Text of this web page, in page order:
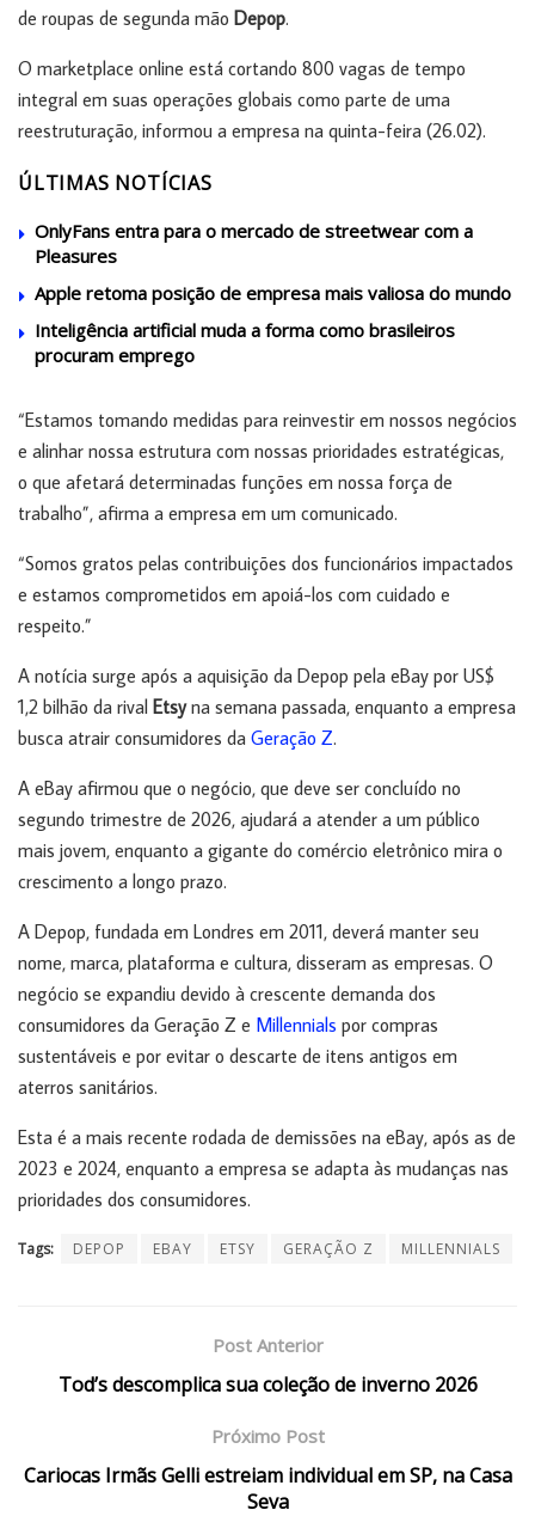
de roupas de segunda mão Depop.
O marketplace online está cortando 800 vagas de tempo
integral em suas operações globais como parte de uma
reestruturação, informou a empresa na quinta-feira (26.02).
ÚLTIMAS NOTÍCIAS
OnlyFans entra para o mercado de streetwear com a
Pleasures
Apple retoma posição de empresa mais valiosa do mundo
Inteligência artificial muda a forma como brasileiros
procuram emprego
“Estamos tomando medidas para reinvestir em nossos negócios
e alinhar nossa estrutura com nossas prioridades estratégicas,
o que afetará determinadas funções em nossa força de
trabalho”, afirma a empresa em um comunicado.
“Somos gratos pelas contribuições dos funcionários impactados
e estamos comprometidos em apoiá-los com cuidado e
respeito.”
A notícia surge após a aquisição da Depop pela eBay por US$
1,2 bilhão da rival Etsyna semana passada, enquanto a empresa
busca atrair consumidores da Geração Z.
A eBay afirmou que o negócio, que deve ser concluído no
segundo trimestre de 2026, ajudará a atender a um público
mais jovem, enquanto a gigante do comércio eletrônico mira o
crescimento a longo prazo.
A Depop, fundada em Londres em 2011, deverá manter seu
nome, marca, plataforma e cultura, disseram as empresas. O
negócio se expandiu devido à crescente demanda dos
consumidores da Geração Z e Millennials por compras
sustentáveis ​​e por evitar o descarte de itens antigos em
aterros sanitários.
Esta é a mais recente rodada de demissões na eBay, após as de
2023 e 2024, enquanto a empresa se adapta às mudanças nas
prioridades dos consumidores.
Tags: DEPOP EBAY ETSY GERAÇÃO Z MILLENNIALS
Post Anterior
Tod’s descomplica sua coleção de inverno 2026
Próximo Post
Cariocas Irmãs Gelli estreiam individual em SP, na Casa
Seva